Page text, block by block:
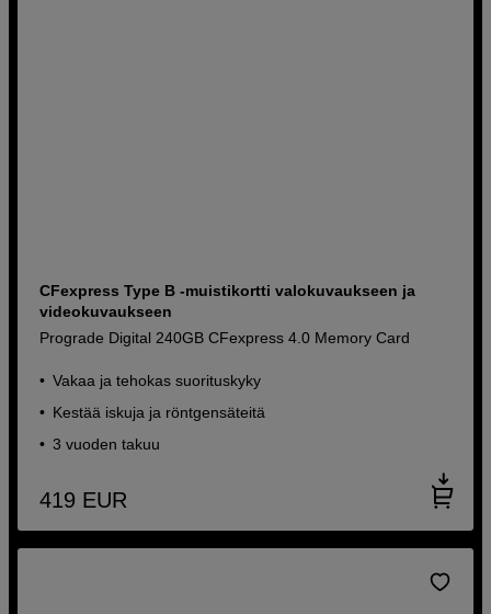
CFexpress Type B -muistikortti valokuvaukseen ja
videokuvaukseen
Prograde Digital 240GB CFexpress 4.0 Memory Card
Vakaa ja tehokas suorituskyky
Kestää iskuja ja röntgensäteitä
3 vuoden takuu
419 EUR